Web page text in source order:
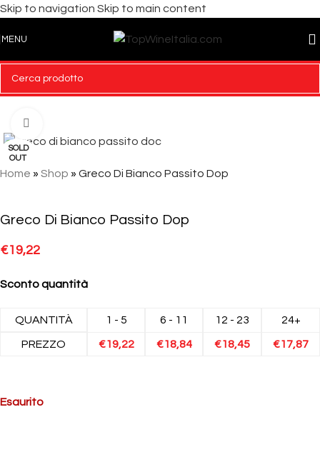
Skip to navigation Skip to main content
MENU
SOLD
OUT
Home » Shop » Greco Di Bianco Passito Dop
Greco Di Bianco Passito Dop
€19,22
Sconto quantità
QUANTITÀ 1 - 5 6 - 11 12 - 23 24+
PREZZO €19,22 €18,84 €18,45 €17,87
Esaurito